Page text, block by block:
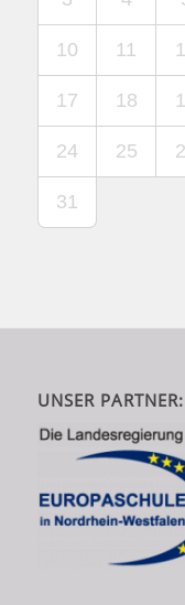
10 11
17 18
24 25
31
UNSER PARTNER: